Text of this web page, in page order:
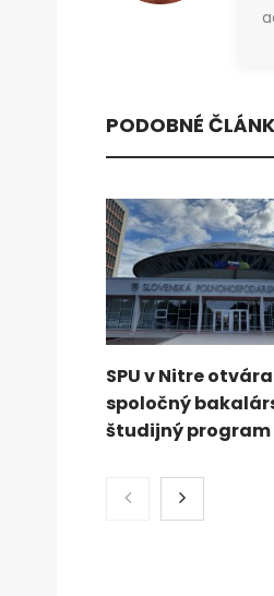
PODOBNÉ
SPU v Nitre
spoločný
študijný program